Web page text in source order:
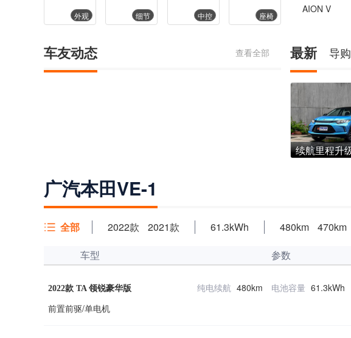
外观 细节 中控 座椅
AION V
车友动态 查看全部 最新 导购
广汽本田VE-1
全部 2022款 2021款 61.3kWh 480km 470km
车型
参数
2022款 TA 领锐豪华版
前置前驱/单电机
纯电续航 480km 电池容量 61.3kWh